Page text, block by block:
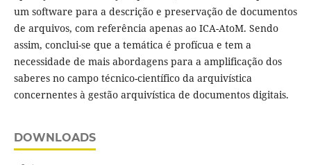
um software para a descrição e preservação de documentos
de arquivos, com referência apenas ao ICA-AtoM. Sendo
assim, conclui-se que a temática é profícua e tem a
necessidade de mais abordagens para a amplificação dos
saberes no campo técnico-científico da arquivística
concernentes à gestão arquivística de documentos digitais.
DOWNLOADS